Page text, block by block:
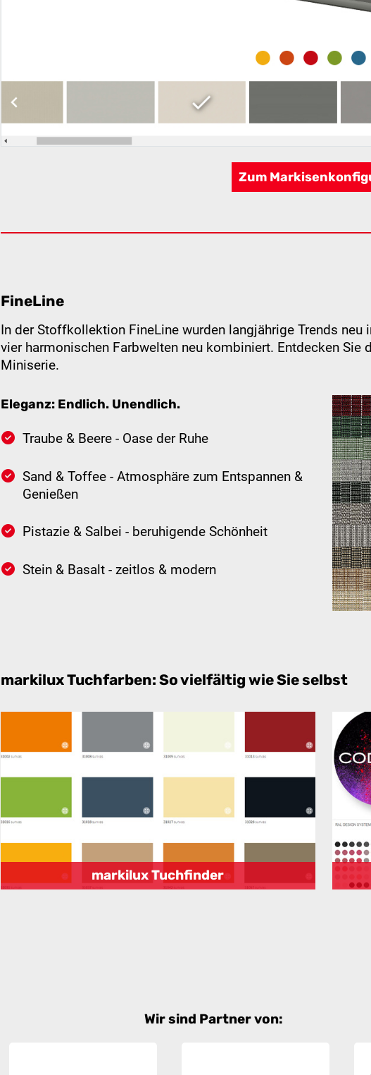
Zum
FineLine
In der Stoffkollektion FineLine wurden langjährige Trends
vier harmonischen Farbwelten neu kombiniert. Entdecken Sie
Miniserie.
Eleganz: Endlich. Unendlich.
Traube & Beere - Oase der Ruhe
Sand & Toffee - Atmosphäre zum Entspannen &
Genießen
Pistazie & Salbei - beruhigende Schönheit
Stein & Basalt - zeitlos & modern
markilux Tuchfarben: So vielfältig wie Sie selbst
markilux Tuchfinder
Wir sind Partner von: